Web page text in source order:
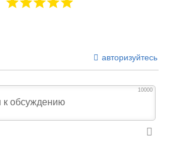
авторизуйтесь
10000